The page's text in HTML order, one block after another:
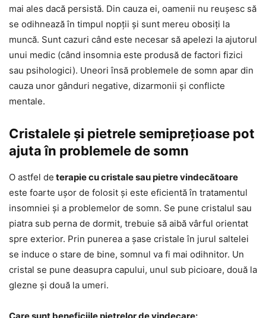
mai ales dacă persistă. Din cauza ei, oamenii nu reușesc să
se odihnează în timpul nopții și sunt mereu obosiți la
muncă. Sunt cazuri când este necesar să apelezi la ajutorul
unui medic (când insomnia este produsă de factori fizici
sau psihologici). Uneori însă problemele de somn apar din
cauza unor gânduri negative, dizarmonii și conflicte
mentale.
Cristalele și pietrele semiprețioase pot
ajuta în problemele de somn
O astfel de terapie cu cristale sau pietre vindecătoare
este foarte ușor de folosit și este eficientă în tratamentul
insomniei și a problemelor de somn. Se pune cristalul sau
piatra sub perna de dormit, trebuie să aibă vârful orientat
spre exterior. Prin punerea a șase cristale în jurul saltelei
se induce o stare de bine, somnul va fi mai odihnitor. Un
cristal se pune deasupra capului, unul sub picioare, două la
glezne și două la umeri.